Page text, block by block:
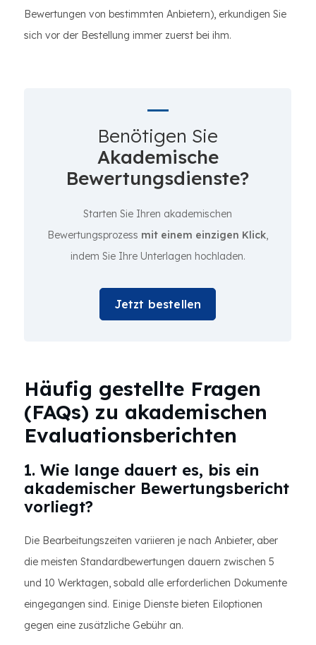
Bewertungen von bestimmten Anbietern), erkundigen Sie
sich vor der Bestellung immer zuerst bei ihm.
Benötigen Sie
Akademische
Bewertungsdienste?
Starten Sie Ihren akademischen
Bewertungsprozess mit einem einzigen Klick,
indem Sie Ihre Unterlagen hochladen.
Jetzt bestellen
Häufig gestellte Fragen
(FAQs) zu akademischen
Evaluationsberichten
1. Wie lange dauert es, bis ein
akademischer Bewertungsbericht
vorliegt?
Die Bearbeitungszeiten variieren je nach Anbieter, aber
die meisten Standardbewertungen dauern zwischen 5
und 10 Werktagen, sobald alle erforderlichen Dokumente
eingegangen sind. Einige Dienste bieten Eiloptionen
gegen eine zusätzliche Gebühr an.